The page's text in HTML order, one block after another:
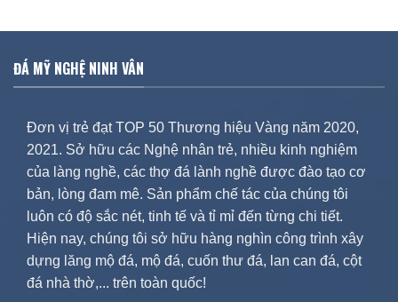
ĐÁ MỸ NGHỆ NINH VÂN
Đơn vị trẻ đạt TOP 50 Thương hiệu Vàng năm 2020,
2021. Sở hữu các Nghệ nhân trẻ, nhiều kinh nghiệm
của làng nghề, các thợ đá lành nghề được đào tạo cơ
bản, lòng đam mê. Sản phẩm chế tác của chúng tôi
luôn có độ sắc nét, tinh tế và tỉ mỉ đến từng chi tiết.
Hiện nay, chúng tôi sở hữu hàng nghìn công trình xây
dựng lăng mộ đá, mộ đá, cuốn thư đá, lan can đá, cột
đá nhà thờ,... trên toàn quốc!